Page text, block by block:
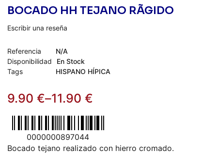
BOCADO HH TEJANO RÃGIDO
Escribir una reseña
Referencia
N/A
Disponibilidad
En Stock
Tags
HISPANO HÍPICA
9.90 €–11.90 €
0000000897044
Bocado tejano realizado con hierro cromado.